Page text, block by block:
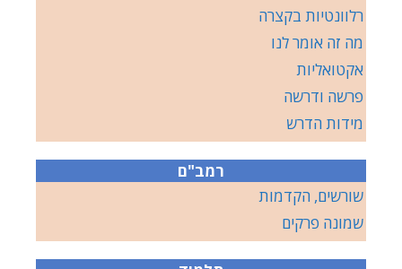
רלוונטיות בקצרה
מה זה אומר לנו
אקטואליות
פרשה ודרשה
מידות הדרש
רמב"ם
שורשים, הקדמות
שמונה פרקים